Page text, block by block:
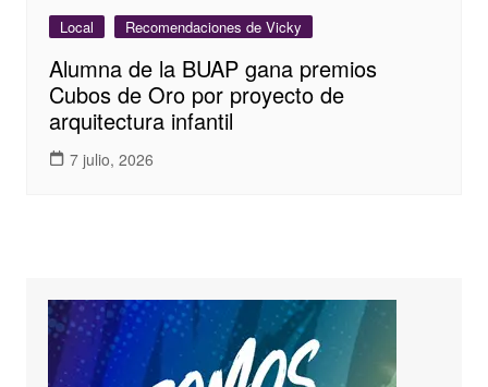
Local Recomendaciones de Vicky
Alumna de la BUAP gana premios
Cubos de Oro por proyecto de
arquitectura infantil
7 julio, 2026